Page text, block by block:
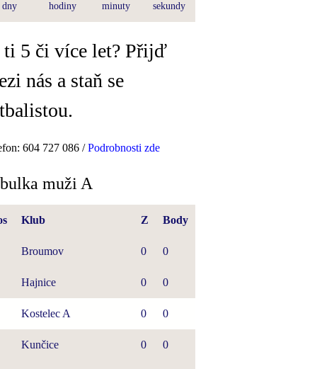
dny hodiny minuty sekundy
ti 5 či více let? Přijď
nás a staň se
604 727 086 /Podrobnosti zde
muži A
Klub Z Body
Broumov 0 0
Hajnice 0 0
Kostelec A 0 0
Kunčice 0 0